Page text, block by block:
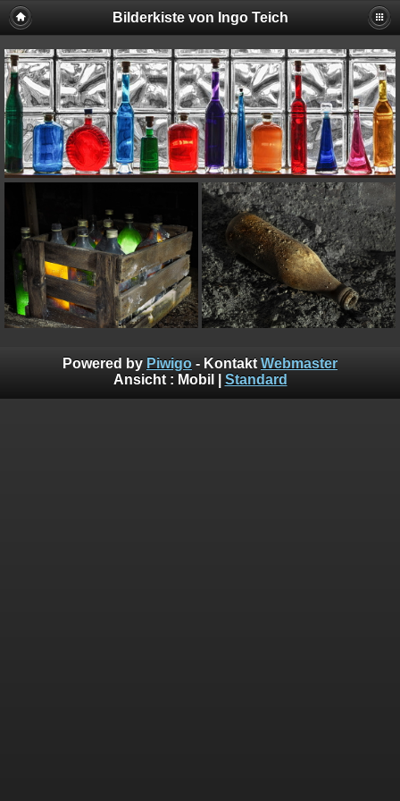
Bilderkiste von Ingo Teich
Powered by Piwigo - Kontakt Webmaster
Ansicht : Mobil Standard